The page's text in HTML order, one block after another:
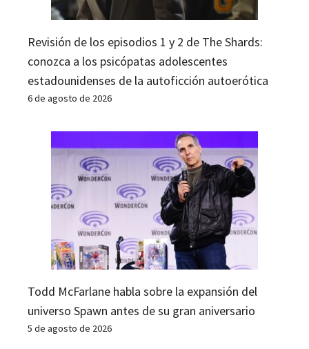
Revisión de los episodios 1 y 2 de The Shards:
conozca a los psicópatas adolescentes
estadounidenses de la autoficción autoerótica
6 de agosto de 2026
Todd McFarlane habla sobre la expansión del
universo Spawn antes de su gran aniversario
5 de agosto de 2026